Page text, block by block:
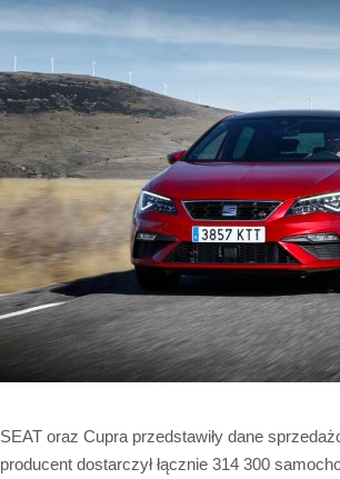
SEAT oraz Cupra przedstawiły dane
producent dostarczył łącznie 314 300